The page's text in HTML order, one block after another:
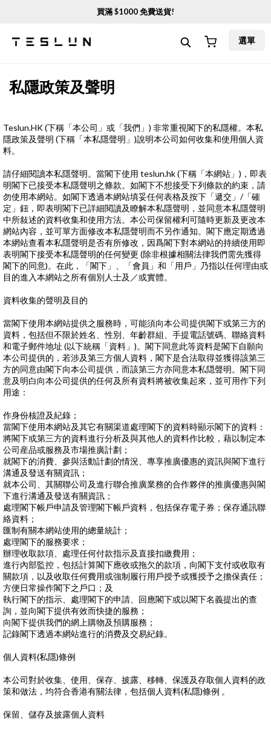
買滿 $1000免費送貨!
選單
私隱政策及聲明
Teslun.HK (下稱「本公司」或「我們」) 非常重視閣下的私隱權。本私
隱政策及聲明 (下稱「本私隱聲明」)說明本公司如何收集和使用個人資
料。
請仔細閱讀本私隱聲明。當閣下使用 teslun.hk (下稱「本網站」)，即表
明閣下已接受本私隱聲明之條款。如閣下不想接受下列條款的約束，請
勿使用本網站。如閣下透過本網站填妥任何表格及按下「遞交」/「確
定」鈕，即表明閣下已詳細閱讀及瞭解本私隱聲明，並同意本私隱聲明
中所敍述的資料收集和使用方法。本公司保留權利可隨時更新及更改本
網站內容，並可單方面修改本私隱聲明而不另作通知。閣下應定期透過
本網站查看本私隱聲明是否有所修改，因爲閣下對本網站的持續使用即
表明閣下接受本私隱聲明的任何變更 (除非根據相關法律我們需先獲得
閣下的同意)。在此，「閣下」、「會員」和「用戶」乃指以任何理由或
目的進入本網站之所有個別人士及／或實體。
資料收集的聲明及目的
當閣下使用本網站提供之服務時，可能須向本公司提供閣下或第三方的
資料，包括但不限於姓名、性別、年齡群組、手提電話號碼、聯絡資料
和電子郵件地址 (以下統稱「資料」)。閣下同意此等資料是閣下自願向
本公司提供的，若涉及第三方個人資料，閣下是合法取得並獲得該第三
方的同意由閣下向本公司提供，而該第三方亦同意本私隠聲明。閣下同
意及明白向本公司提供的任何及所有資料將被收集起來，並可用作下列
用途：
作身份核證及紀錄；
當閣下使用本網站及其它有關渠道處理閣下的資料時顯示閣下的資料：
將閣下或第三方的資料進行分析及與其他人的資料作比較，藉以制定本
公司産品或服務及市場推廣計劃；
就閣下的消費、參與活動計劃的情況、專享推廣優惠的資訊與閣下進行
溝通及發送有關資訊；
就本公司、其關聯公司及進行聯合推廣業務的合作夥伴的推廣優惠與閣
下進行溝通及發送有關資訊；
處理閣下帳戶申請及管理閣下帳戶資料，包括保存電子券；保存通訊聯
絡資料；
匯制有關本網站使用的總量統計；
處理閣下的服務要求；
辦理收取款項、處理任何付款指示及直接扣繳費用；
進行內部監控，包括計算閣下應收或拖欠的款項，向閣下支付或收取有
關款項，以及收取任何費用或強制履行用戶授予或獲授予之擔保責任；
方便日常操作閣下之戶口；及
執行閣下的指示、處理閣下的申請、回應閣下或以閣下名義提出的查
詢，並向閣下提供有效而快捷的服務；
向閣下提供我們的網上購物及預購服務；
記錄閣下透過本網站進行的消费及交易紀錄。
個人資料(私隱)條例
本公司對於收集、使用、保存、披露、移轉、保護及存取個人資料的政
策和做法，均符合香港有關法律，包括個人資料(私隱)條例 。
保留、儲存及披露個人資料